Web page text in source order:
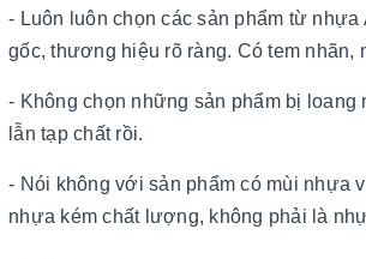
- Luôn luôn chọn các sản phẩm từ nhựa
gốc, thương hiệu rõ ràng. Có tem nhãn,
- Không chọn những sản phẩm bị loang
lẫn tạp chất rồi.
- Nói không với sản phẩm có mùi nhựa
nhựa kém chất lượng, không phải là